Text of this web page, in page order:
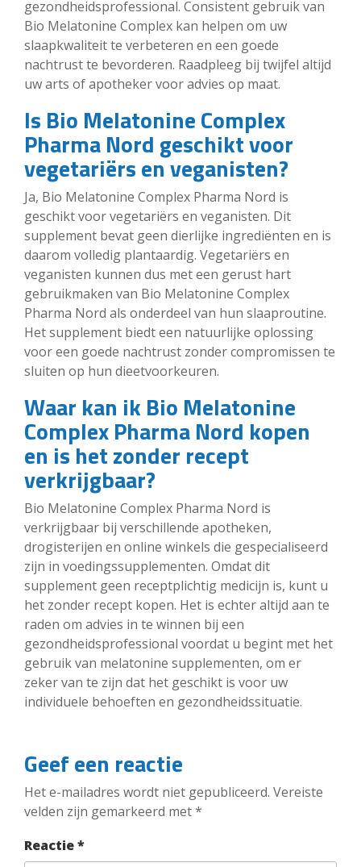
gezondheidsprofessional. Consistent gebruik van
Bio Melatonine Complex kan helpen om uw
slaapkwaliteit te verbeteren en een goede
nachtrust te bevorderen. Raadpleeg bij twijfel altijd
uw arts of apotheker voor advies op maat.
Is Bio Melatonine Complex
Pharma Nord geschikt voor
vegetariërs en veganisten?
Ja, Bio Melatonine Complex Pharma Nord is
geschikt voor vegetariërs en veganisten. Dit
supplement bevat geen dierlijke ingrediënten en is
daarom volledig plantaardig. Vegetariërs en
veganisten kunnen dus met een gerust hart
gebruikmaken van Bio Melatonine Complex
Pharma Nord als onderdeel van hun slaaproutine.
Het supplement biedt een natuurlijke oplossing
voor een goede nachtrust zonder compromissen te
sluiten op hun dieetvoorkeuren.
Waar kan ik Bio Melatonine
Complex Pharma Nord kopen
en is het zonder recept
verkrijgbaar?
Bio Melatonine Complex Pharma Nord is
verkrijgbaar bij verschillende apotheken,
drogisterijen en online winkels die gespecialiseerd
zijn in voedingssupplementen. Omdat dit
supplement geen receptplichtig medicijn is, kunt u
het zonder recept kopen. Het is echter altijd aan te
raden om advies in te winnen bij een
gezondheidsprofessional voordat u begint met het
gebruik van melatonine supplementen, om er
zeker van te zijn dat het geschikt is voor uw
individuele behoeften en gezondheidssituatie.
Geef een reactie
Het e-mailadres wordt niet gepubliceerd. Vereiste
velden zijn gemarkeerd met*
Reactie*